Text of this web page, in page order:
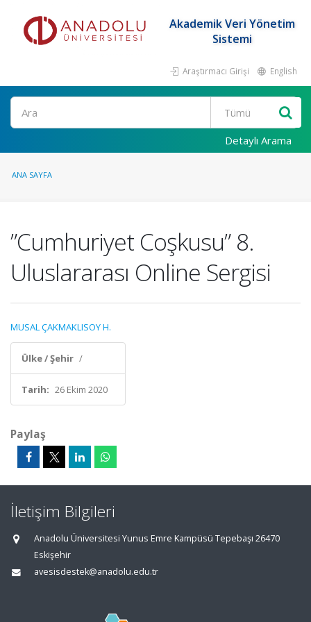
Akademik Veri Yönetim
Sistemi
Araştırmacı Girişi English
Ara
Detaylı Arama
ANA SAYFA
”Cumhuriyet Coşkusu” 8.
Uluslararası Online Sergisi
MUSAL ÇAKMAKLISOY H.
Ülke / Şehir /
Tarih: 26 Ekim 2020
Paylaş
İletişim Bilgileri
Anadolu Üniversitesi Yunus Emre Kampüsü Tepebaşı 26470
Eskişehir
avesisdestek@anadolu.edu.tr